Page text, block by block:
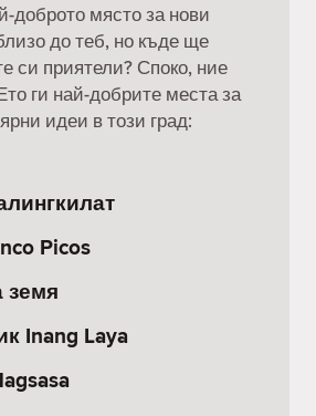
доброто място за нови
до теб, но къде ще
си приятели? Споко, ние
ги най-добрите места за
идеи в този град:
Picos
земя
Inang Laya